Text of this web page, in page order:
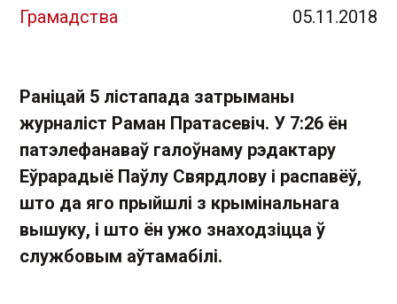
Грамадства 05.11.2018
Раніцай 5 лістапада затрыманы
журналіст Раман Пратасевіч. У 7:26 ён
патэлефанаваў галоўнаму рэдактару
Еўрарадыё Паўлу Свярдлову і распавёў,
што да яго прыйшлі з крымінальнага
вышуку, і што ён ужо знаходзіцца ў
службовым аўтамабілі.